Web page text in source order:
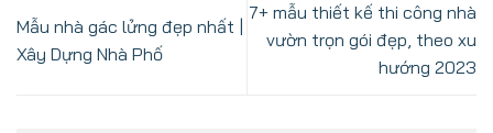
Mẫu nhà gác lửng đẹp nhất |
Xây Dựng Nhà Phố
7+ mẫu thiết kế thi công nhà
vườn trọn gói đẹp, theo xu
hướng 2023